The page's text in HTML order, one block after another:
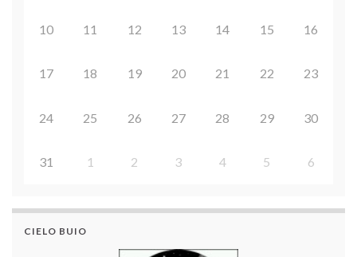
10 11 12 13 14 15 16
17 18 19 20 21 22 23
24 25 26 27 28 29 30
31 1 2 3 4 5 6
CIELO BUIO